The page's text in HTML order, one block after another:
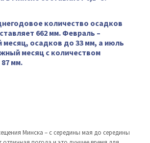
количество осадков
662 мм. Февраль –
месяц, осадков до 33 мм, а июль
месяц с количеством
мм.
Минска – с середины мая до середины